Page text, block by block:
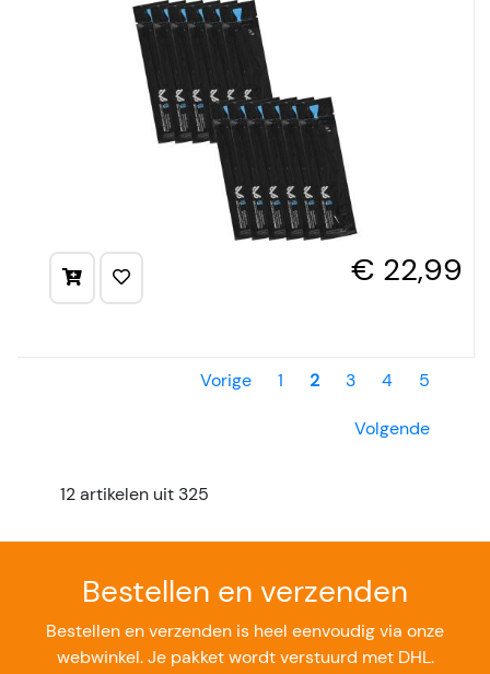
€ 22,99
Vorige 1 2 3 4 5
Volgende
12 artikelen uit 325
Bestellen en verzenden
Bestellen en verzenden is heel eenvoudig via onze
webwinkel. Je pakket wordt verstuurd met DHL.